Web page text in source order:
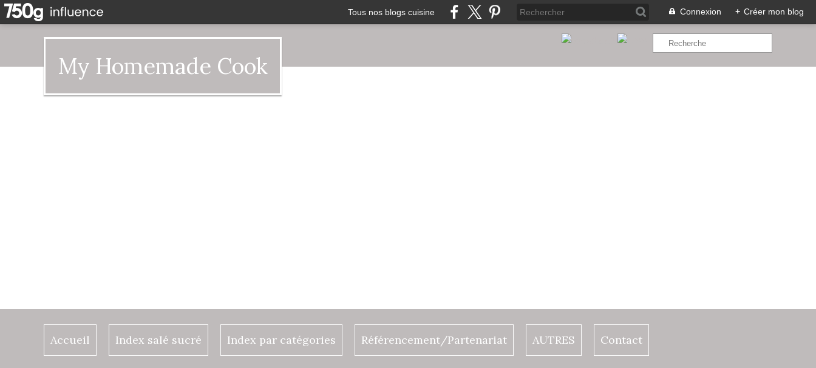
Tous nos blogs cuisine Connexion + Créer mon blog
My Homemade Cook
Accueil Index salé sucré Index par catégories Référencement/Partenariat AUTRES Contact